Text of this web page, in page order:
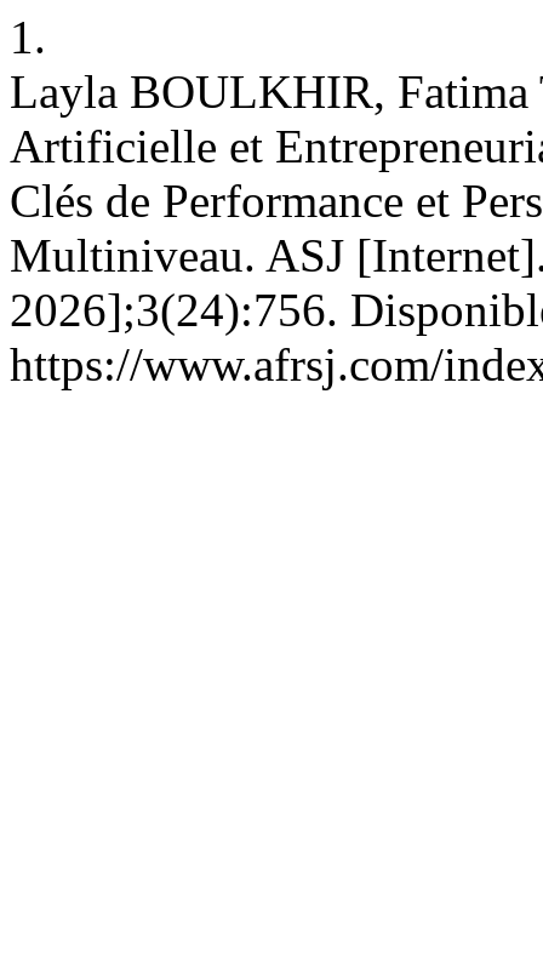
1.
Layla BOULKHIR,
Artificielle et
Clés de Performance et
Multiniveau. ASJ
2026];3(24):756.
https://www.afrsj.com/